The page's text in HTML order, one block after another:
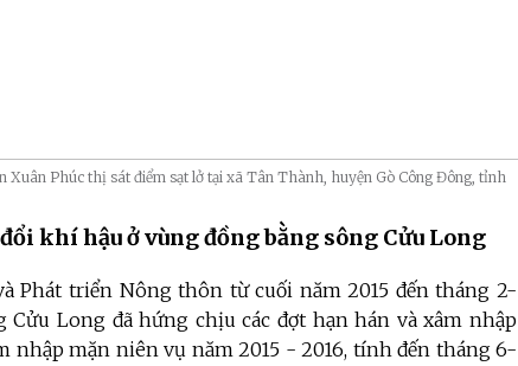
Phúc thị sát điểm sạt lở tại xã Tân Thành, huyện Gò Công Đông, tỉnh
khí hậu ở vùng đồng bằng sông Cửu Long
Phát triển Nông thôn từ cuối năm 2015 đến tháng 2-
Long đã hứng chịu các đợt hạn hán và xâm nhập
nhập mặn niên vụ năm 2015 - 2016, tính đến tháng 6-